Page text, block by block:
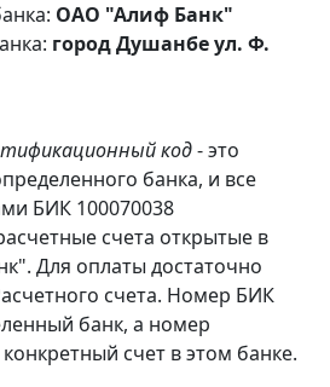
ОАО "Алиф Банк"
город Душанбе ул. Ф.
код- это
банка, и все
БИК 100070038
счета открытые в
Для оплаты достаточно
счета. Номер БИК
банк, а номер
счет в этом банке.